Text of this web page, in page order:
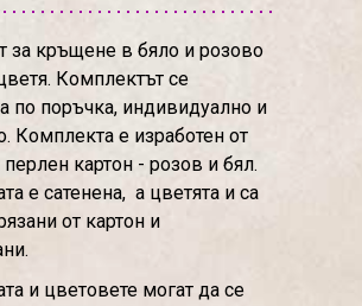
за кръщене в бяло и розово
Комплектът се
по поръчка, индивидуално и
Комплекта е изработен от
картон - розов и бял.
е сатенена, а цветята и са
от картон и
и цветовете могат да се